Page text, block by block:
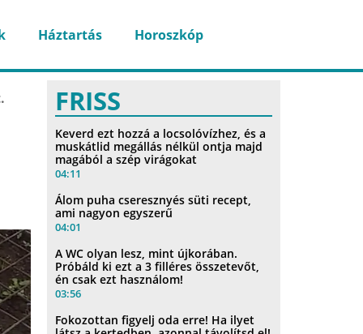
Háztartás Horoszkóp
FRISS
Keverd ezt hozzá a locsolóvízhez, és a
muskátlid megállás nélkül ontja majd
magából a szép virágokat
04:11
Álom puha cseresznyés süti recept,
ami nagyon egyszerű
04:01
A WC olyan lesz, mint újkorában.
Próbáld ki ezt a 3 filléres összetevőt,
én csak ezt használom!
03:56
Fokozottan figyelj oda erre! Ha ilyet